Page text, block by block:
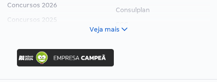
Concursos 2026
Concursos 2025
Concurso Ibama
Concurso MPU
Editais publicados
Consulplan
Veja mais